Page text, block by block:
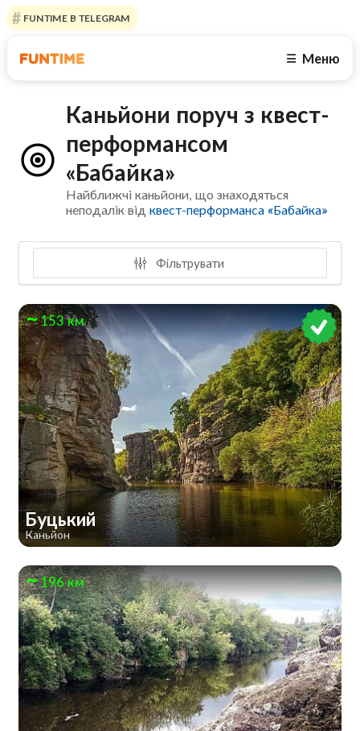
FUNTIME В TELEGRAM
☰ Меню
Каньйони поруч з квест-
перформансом
«Бабайка»
Найближчі каньйони, що знаходяться
неподалік відквест-перформанса «Бабайка»
Фільтрувати
153 км
Буцький
Каньйон
196 км